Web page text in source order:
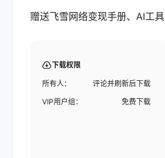
赠送飞雪网络变现手册、AI工具
下载权限
所有人：
评论并刷新后下载
VIP用户组：
免费下载